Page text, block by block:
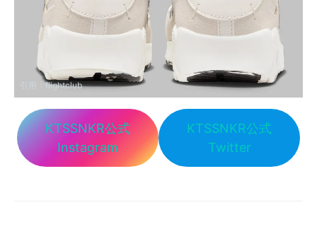
引用：flightclub
KTSSNKR公式
Instagram
KTSSNKR公式
Twitter